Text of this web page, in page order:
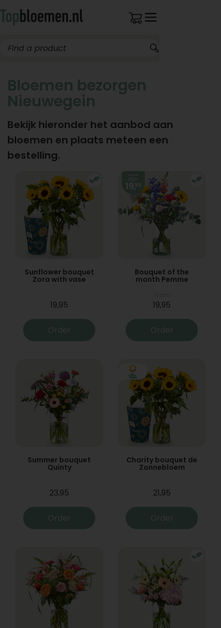
Bloemen bezorgen
Nieuwegein
Bekijk hieronder het aanbod aan
bloemen en plaats meteen een
bestelling.
Sunflower bouquet
Zora with vase
19,95
Order
Bouquet of the
month Pemme
19,95
Order
Summer bouquet
Quinty
23,95
Order
Charity bouquet de
Zonnebloem
21,95
Order